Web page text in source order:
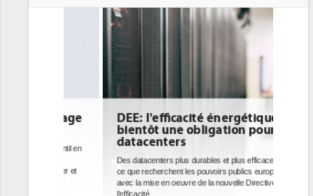
DEE: l'efficacité énergétique
bientôt une obligation pour les
datacenters
Des datacenters plus durables et plus efficaces, c'est
ce que recherchent les pouvoirs publics européens
avec la mise en oeuvre de la nouvelle Directive sur